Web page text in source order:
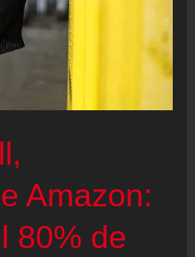
Amazon:
80% de